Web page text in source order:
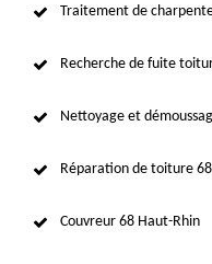
Traitement de
Recherche de fuite
Nettoyage et
Réparation de toiture
Couvreur 68 Haut-Rhin